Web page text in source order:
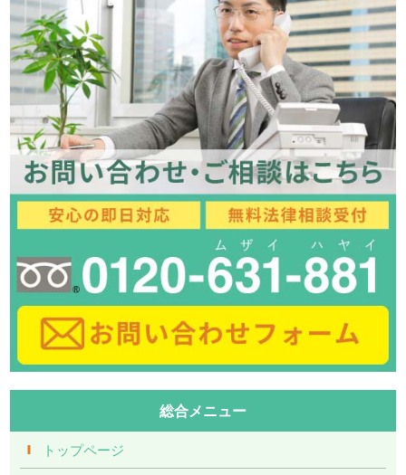
総合メニュー
トップページ